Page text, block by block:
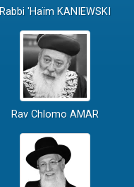
Rabbi 'Haïm KANIEWSKI
Rav Chlomo AMAR